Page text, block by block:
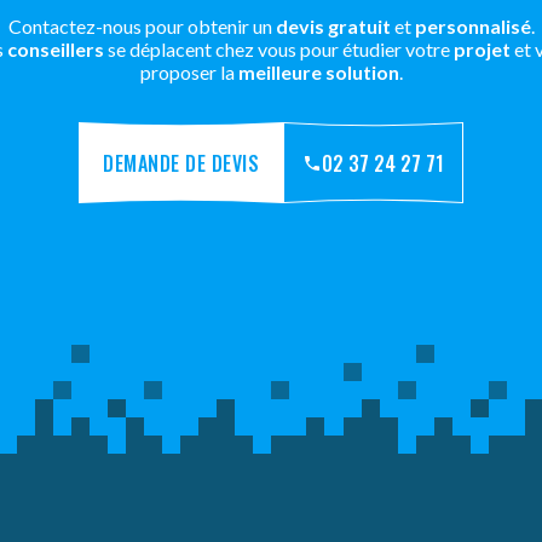
Contactez-nous pour obtenir un devis gratuit et personnalisé.
conseillers se déplacent chez vous pour étudier votre projet et
proposer la meilleure solution.
DEMANDE DE DEVIS 02 37 24 27 71